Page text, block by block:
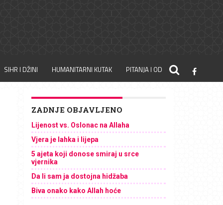
SIHR I DŽINI HUMANITARNI KUTAK PITANJA I ODGOVORI
ZADNJE OBJAVLJENO
Lijenost vs. Oslonac na Allaha
Vjera je lahka i lijepa
5 ajeta koji donose smiraj u srce
vjernika
Da li sam ja dostojna hidžaba
Biva onako kako Allah hoće